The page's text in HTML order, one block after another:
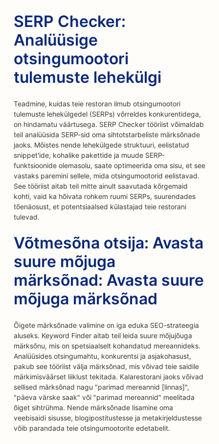
SERP Checker:
Analüüsige
otsingumootori
tulemuste lehekülgi
Teadmine, kuidas teie restoran ilmub otsingumootori
tulemuste lehekülgedel (SERPs) võrreldes konkurentidega,
on hindamatu väärtusega. SERP Checker tööriist võimaldab
teil analüüsida SERP-sid oma sihtotstarbeliste märksõnade
jaoks. Mõistes nende lehekülgede struktuuri, eelistatud
snippet'ide, kohalike pakettide ja muude SERP-
funktsioonide olemasolu, saate optimeerida oma sisu, et see
vastaks paremini sellele, mida otsingumootorid eelistavad.
See tööriist aitab teil mitte ainult saavutada kõrgemaid
kohti, vaid ka hõivata rohkem ruumi SERPs, suurendades
tõenäosust, et potentsiaalsed külastajad teie restorani
tulevad.
Võtmesõna otsija: Avasta
suure mõjuga
märksõnad: Avasta suure
mõjuga märksõnad
Õigete märksõnade valimine on iga eduka SEO-strateegia
aluseks. Keyword Finder aitab teil leida suure mõjujõuga
märksõnu, mis on spetsiaalselt kohandatud mereannideks.
Analüüsides otsingumahtu, konkurentsi ja asjakohasust,
pakub see tööriist välja märksõnad, mis võivad teie saidile
märkimisväärset liiklust tekitada. Kalarestorani jaoks võivad
sellised märksõnad nagu "parimad mereannid [linnas]",
"päeva värske saak" või "parimad mereannid" meelitada
õiget sihtrühma. Nende märksõnade lisamine oma
veebisaidi sisusse, blogipostitustesse ja metakirjeldustesse
võib parandada teie otsingumootorite edetabelit.